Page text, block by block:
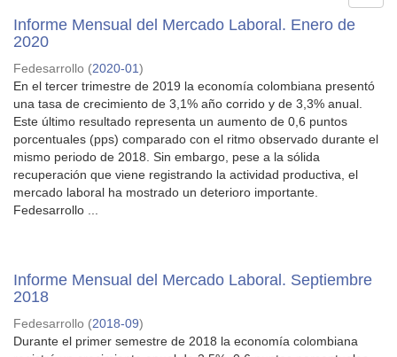
Informe Mensual del Mercado Laboral. Enero de
2020
Fedesarrollo (2020-01)
En el tercer trimestre de 2019 la economía colombiana presentó
una tasa de crecimiento de 3,1% año corrido y de 3,3% anual.
Este último resultado representa un aumento de 0,6 puntos
porcentuales (pps) comparado con el ritmo observado durante el
mismo periodo de 2018. Sin embargo, pese a la sólida
recuperación que viene registrando la actividad productiva, el
mercado laboral ha mostrado un deterioro importante.
Fedesarrollo ...
Informe Mensual del Mercado Laboral. Septiembre
2018
Fedesarrollo (2018-09)
Durante el primer semestre de 2018 la economía colombiana